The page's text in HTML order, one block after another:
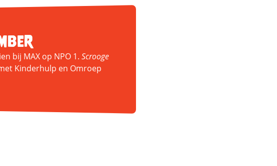
bij MAX op NPO 1.Scrooge
Kinderhulp en Omroep